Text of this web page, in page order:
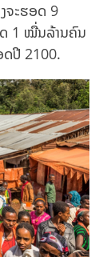
ຈະຮອດ 9
1 ໝື່ນລ້ານຄົນ
ດປີ 2100.